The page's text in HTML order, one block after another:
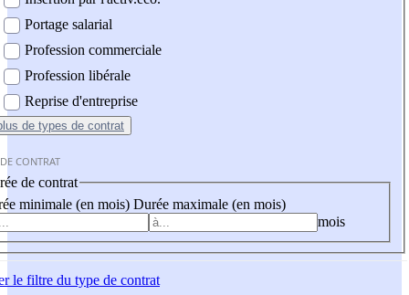
Portage salarial
Profession commerciale
Profession libérale
Reprise d'entreprise
de types de contrat
CONTRAT
de contrat
minimale (en mois) Durée maximale (en mois)
mois
le filtre du type de contrat